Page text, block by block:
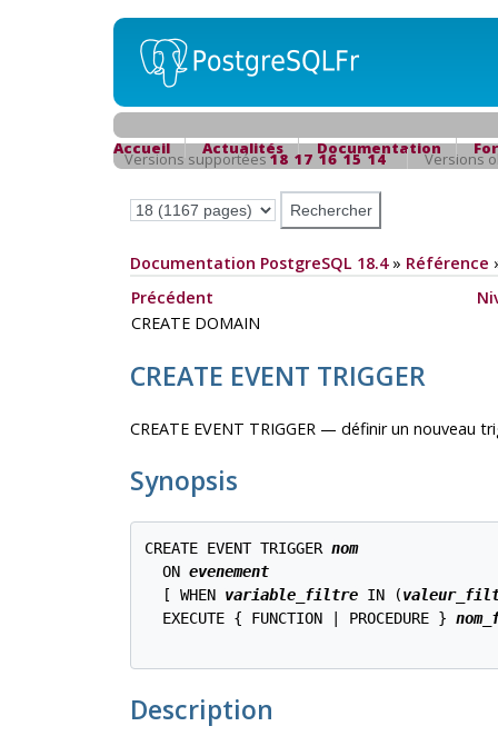
Accueil Actualités Documentation
Versions supportées18 17 16 15 14 Versions
Documentation PostgreSQL 18.4» Référence
Précédent
CREATE DOMAIN
CREATE EVENT TRIGGER
CREATE EVENT TRIGGER — définir un nouveau
Synopsis
CREATE EVENT TRIGGER nom
  ON
evenement
  [ WHEN
variable_filtre IN (
  EXECUTE { FUNCTION | PROCEDURE }
Description